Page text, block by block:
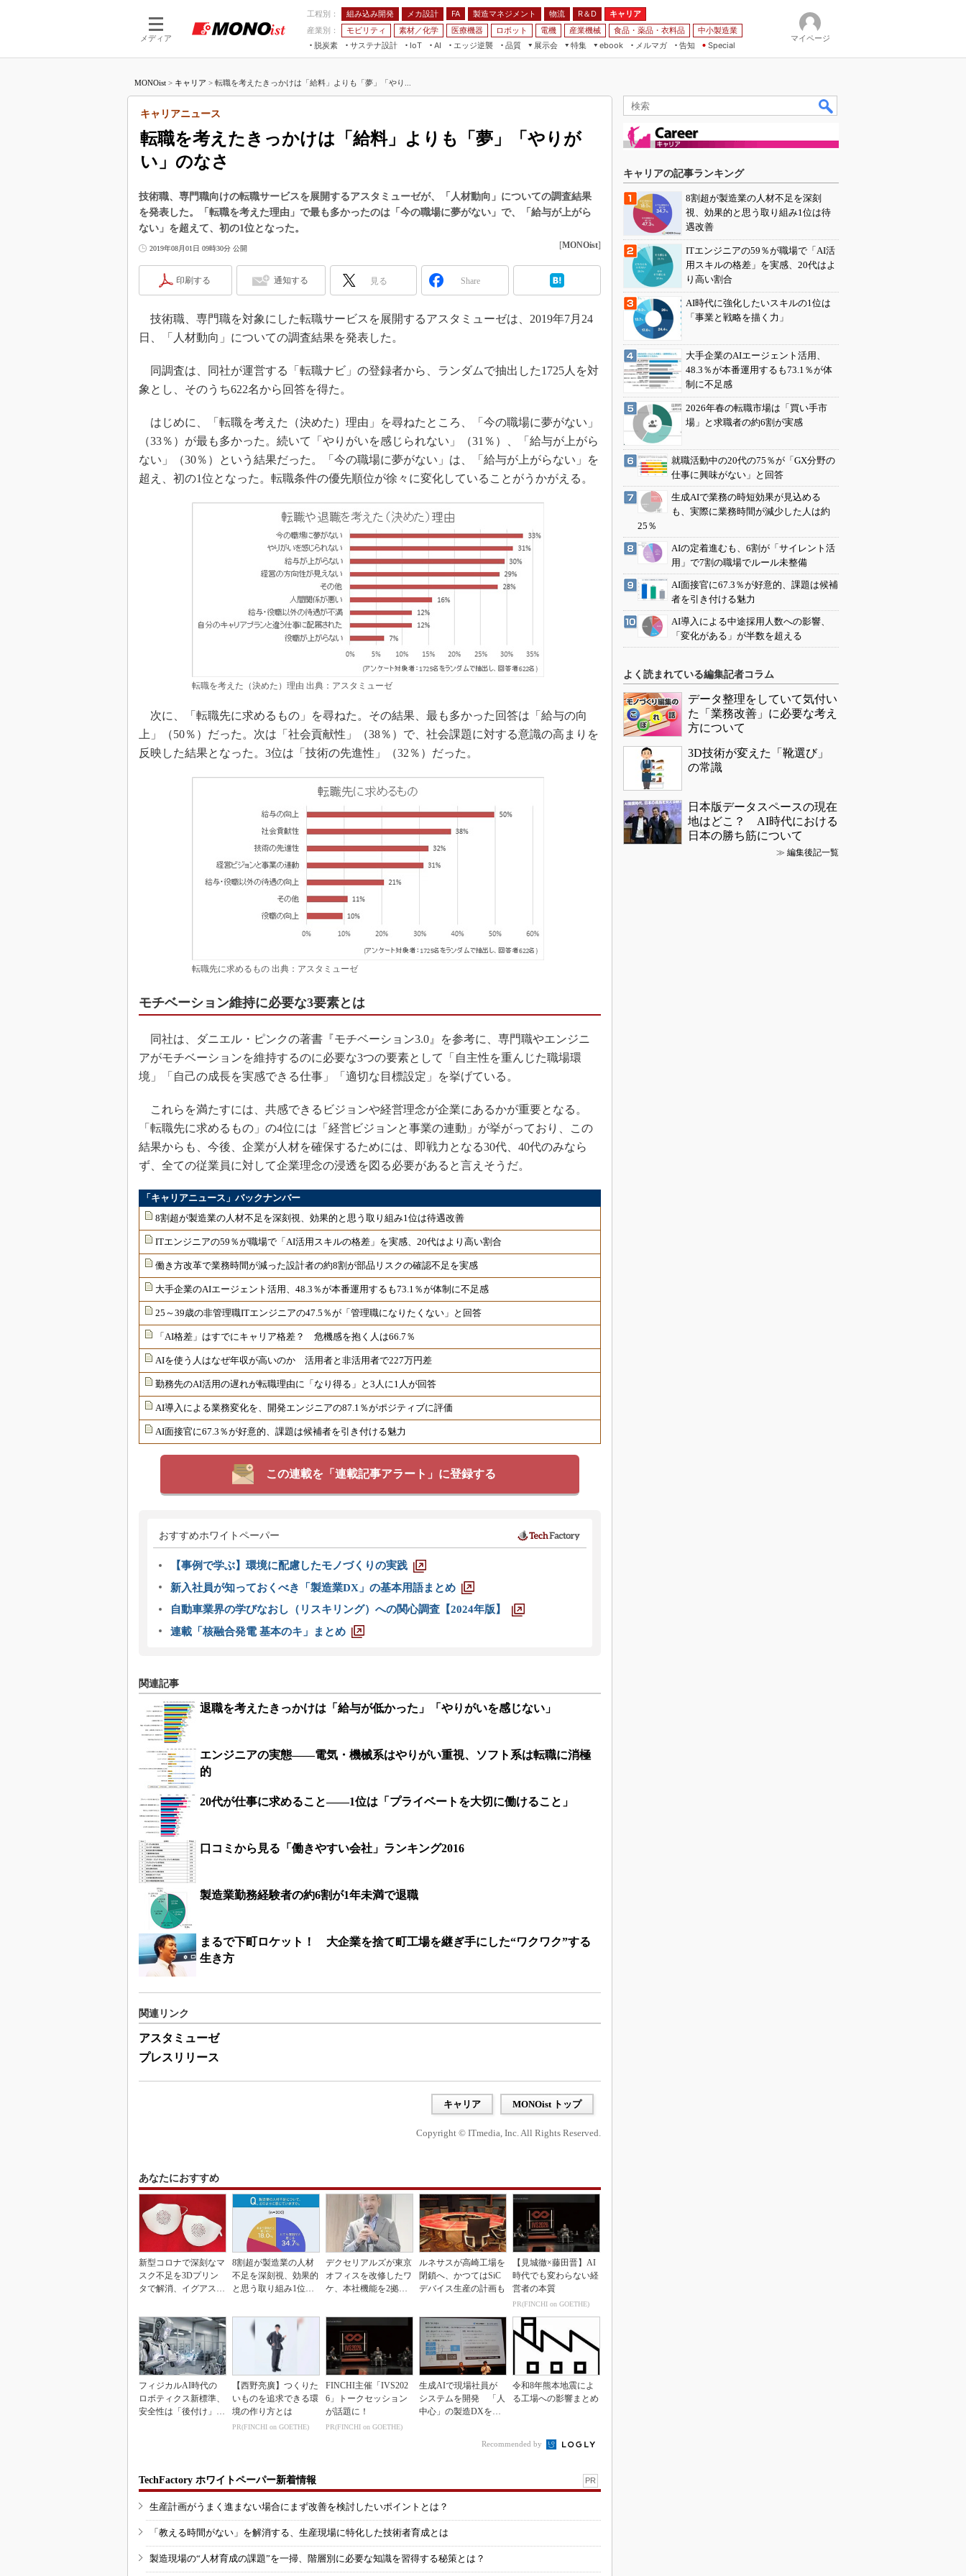
メディア
工程別： 組み込み開発 メカ設計 FA 製造マネジメント 物流 R＆D
キャリア
産業別：
モビリティ 素材／化学 医療機器 ロボット 電機 産業機械 食品・薬品・衣料品
中小製造業
脱炭素
サステナ設計
IoT
つながる工場
AI
AI×設備保全
エッジ逆襲 品質
展示会
JIMTOF
IIFES
TECHNO-FRONTIER
EdgeTech+
日本ものづくりワールド
AUTOMOTIVE WORLD
産業オープンネット展
特集
フィールドサービス
組み込み画像技術
組み込みモデリング
ISO26262
3Dプリンタ
S＆OP
イノベーション
製造業ビッグデータ
メイドインジャパン
植物工場
知財マネジメント
グローバル設計・開発
制御セキュリティ
ebook
メルマガ
告知 Special
マイページ
MONOist > キャリア > 転職を考えたきっかけは「給料」よりも「夢」「やり...
転職を考えたきっかけは「給料」よりも「夢」「やりが
い」のなさ
キャリアニュース
技術職、専門職向けの転職サービスを展開するアスタミューゼが、「人材動向」についての調査結果
を発表した。「転職を考えた理由」で最も多かったのは「今の職場に夢がない」で、「給与が上がら
ない」を超えて、初の1位となった。
2019年08月01日 09時30分 公開 [MONOist]
印刷する 通知する 見る Share
技術職、専門職を対象にした転職サービスを展開するアスタミューゼは、2019年7月24
日、「人材動向」についての調査結果を発表した。
同調査は、同社が運営する「転職ナビ」の登録者から、ランダムで抽出した1725人を対
象とし、そのうち622名から回答を得た。
はじめに、「転職を考えた（決めた）理由」を尋ねたところ、「今の職場に夢がない」
（33％）が最も多かった。続いて「やりがいを感じられない」（31％）、「給与が上がら
ない」（30％）という結果だった。「今の職場に夢がない」は、「給与が上がらない」を
超え、初の1位となった。転職条件の優先順位が徐々に変化していることがうかがえる。
転職を考えた（決めた）理由 出典：アスタミューゼ
次に、「転職先に求めるもの」を尋ねた。その結果、最も多かった回答は「給与の向
上」（50％）だった。次は「社会貢献性」（38％）で、社会課題に対する意識の高まりを
反映した結果となった。3位は「技術の先進性」（32％）だった。
転職先に求めるもの 出典：アスタミューゼ
モチベーション維持に必要な3要素とは
同社は、ダニエル・ピンクの著書『モチベーション3.0』を参考に、専門職やエンジニ
アがモチベーションを維持するのに必要な3つの要素として「自主性を重んじた職場環
境」「自己の成長を実感できる仕事」「適切な目標設定」を挙げている。
これらを満たすには、共感できるビジョンや経営理念が企業にあるかが重要となる。
「転職先に求めるもの」の4位には「経営ビジョンと事業の連動」が挙がっており、この
結果からも、今後、企業が人材を確保するためには、即戦力となる30代、40代のみなら
ず、全ての従業員に対して企業理念の浸透を図る必要があると言えそうだ。
「キャリアニュース」バックナンバー
8割超が製造業の人材不足を深刻視、効果的と思う取り組み1位は待遇改善
ITエンジニアの59％が職場で「AI活用スキルの格差」を実感、20代はより高い割合
働き方改革で業務時間が減った設計者の約8割が部品リスクの確認不足を実感
大手企業のAIエージェント活用、48.3％が本番運用するも73.1％が体制に不足感
25～39歳の非管理職ITエンジニアの47.5％が「管理職になりたくない」と回答
「AI格差」はすでにキャリア格差？ 危機感を抱く人は66.7％
AIを使う人はなぜ年収が高いのか 活用者と非活用者で227万円差
勤務先のAI活用の遅れが転職理由に「なり得る」と3人に1人が回答
AI導入による業務変化を、開発エンジニアの87.1％がポジティブに評価
AI面接官に67.3％が好意的、課題は候補者を引き付ける魅力
この連載を「連載記事アラート」に登録する
おすすめホワイトペーパー
【事例で学ぶ】環境に配慮したモノづくりの実践
新入社員が知っておくべき「製造業DX」の基本用語まとめ
自動車業界の学びなおし（リスキリング）への関心調査【2024年版】
連載「核融合発電 基本のキ」まとめ
関連記事
退職を考えたきっかけは「給与が低かった」「やりがいを感じない」
エンジニアの実態――電気・機械系はやりがい重視、ソフト系は転職に消極
的
20代が仕事に求めること――1位は「プライベートを大切に働けること」
口コミから見る「働きやすい会社」ランキング2016
製造業勤務経験者の約6割が1年未満で退職
まるで下町ロケット！ 大企業を捨て町工場を継ぎ手にした“ワクワク”する
生き方
関連リンク
アスタミューゼ
プレスリリース
キャリア MONOist トップ
Copyright © ITmedia, Inc. All Rights Reserved.
あなたにおすすめ
新型コロナで深刻なマ
スク不足を3Dプリン
タで解消、イグアスが
8割超が製造業の人材
不足を深刻視、効果的
と思う取り組み1位は
デクセリアルズが東京
オフィスを改修したワ
ケ、本社機能を2拠点
ルネサスが高崎工場を
閉鎖へ、かつてはSiC
デバイス生産の計画も
【見城徹×藤田晋】AI
時代でも変わらない経
営者の本質
PR(FINCHI on GOETHE)
フィジカルAI時代の
ロボティクス新標準、
安全性は「後付け」で
【西野亮廣】つくりた
いものを追求できる環
境の作り方とは
PR(FINCHI on GOETHE)
FINCHI主催「IVS202
6」トークセッション
が話題に！
PR(FINCHI on GOETHE)
生成AIで現場社員が
システムを開発 「人
中心」の製造DXを自
令和8年熊本地震によ
る工場への影響まとめ
Recommended by
TechFactory ホワイトペーパー新着情報 PR
生産計画がうまく進まない場合にまず改善を検討したいポイントとは？
「教える時間がない」を解消する、生産現場に特化した技術者育成とは
製造現場の“人材育成の課題”を一掃、階層別に必要な知識を習得する秘策とは？
キャリアの記事ランキング
8割超が製造業の人材不足を深刻
視、効果的と思う取り組み1位は待
遇改善
ITエンジニアの59％が職場で「AI活
用スキルの格差」を実感、20代はよ
り高い割合
AI時代に強化したいスキルの1位は
「事業と戦略を描く力」
大手企業のAIエージェント活用、
48.3％が本番運用するも73.1％が体
制に不足感
2026年春の転職市場は「買い手市
場」と求職者の約6割が実感
就職活動中の20代の75％が「GX分野の
仕事に興味がない」と回答
生成AIで業務の時短効果が見込める
も、実際に業務時間が減少した人は約
25％
AIの定着進むも、6割が「サイレント活
用」で7割の職場でルール未整備
AI面接官に67.3％が好意的、課題は候補
者を引き付ける魅力
AI導入による中途採用人数への影響、
「変化がある」が半数を超える
よく読まれている編集記者コラム
データ整理をしていて気付い
た「業務改善」に必要な考え
方について
3D技術が変えた「靴選び」
の常識
日本版データスペースの現在
地はどこ？ AI時代における
日本の勝ち筋について
≫ 編集後記一覧